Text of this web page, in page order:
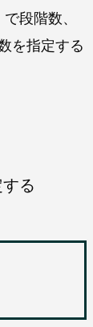
段階数、
を指定する
る